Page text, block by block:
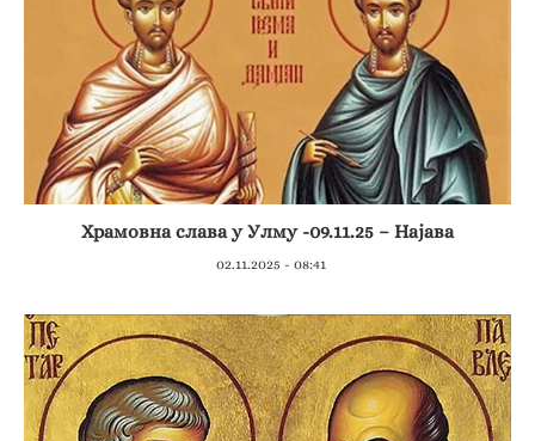
Храмовна слава у Улму -09.11.25 – Најава
02.11.2025 - 08:41